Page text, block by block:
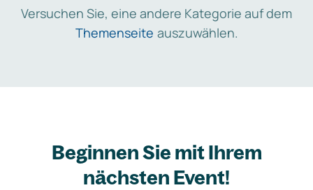
Versuchen Sie, eine andere Kategorie auf dem
Themenseite auszuwählen.
Beginnen Sie mit Ihrem
nächsten Event!